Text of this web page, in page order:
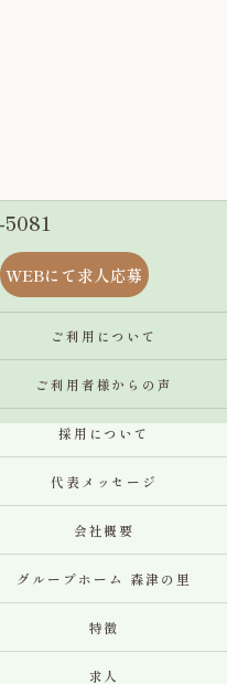
WEBにて求人応募
ご利用について
ご利用者様からの声
採用について
代表メッセージ
会社概要
グループホーム 森津の里
特徴
求人